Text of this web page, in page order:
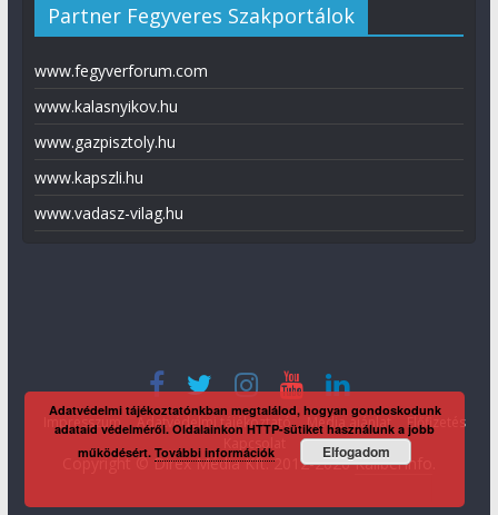
Partner Fegyveres Szakportálok
www.fegyverforum.com
www.kalasnyikov.hu
www.gazpisztoly.hu
www.kapszli.hu
www.vadasz-vilag.hu
Impresszum Adatvédelmi tájékoztató Média ajánlat
Előfizetés
Copyright © Direx Média Kft. 2012-2026KaliberInfo
Adatvédelmi tájékoztatónkban megtalálod, hogyan gondoskodunk
adataid védelméről. Oldalainkon HTTP-sütiket használunk a jobb
működésért.További információk Elfogadom